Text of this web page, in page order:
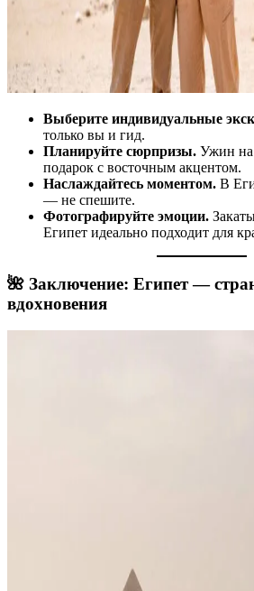
Выберите индивидуальные
только вы и гид.
Планируйте сюрпризы. Ужин на
подарок с восточным акцентом.
Наслаждайтесь моментом. В
— не спешите.
Фотографируйте эмоции.
Египет идеально подходит для
🌺 Заключение: Египет —
вдохновения